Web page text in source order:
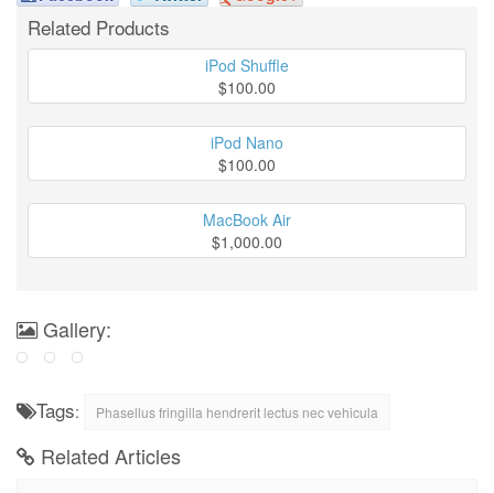
Related Products
iPod Shuffle
$100.00
iPod Nano
$100.00
MacBook Air
$1,000.00
Gallery:
Tags: Phasellus fringilla hendrerit lectus nec vehicula
Related Articles